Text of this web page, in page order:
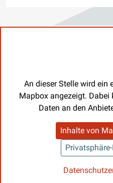
An dieser Stelle wird ein
Mapbox angezeigt. Dabei
Daten an den
Inhalte von